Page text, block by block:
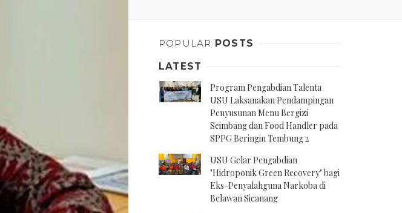
POPULAR POSTS
LATEST
Program Pengabdian Talenta
USU Laksanakan Pendampingan
Penyusunan Menu Bergizi
Seimbang dan Food Handler pada
SPPG Beringin Tembung 2
USU Gelar Pengabdian
"Hidroponik Green Recovery" bagi
Eks-Penyalahguna Narkoba di
Belawan Sicanang